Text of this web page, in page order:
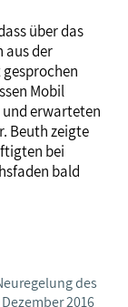
über das
aus der
Mobil
und erwarteten
Beuth zeigte
bei
bald
des
2016